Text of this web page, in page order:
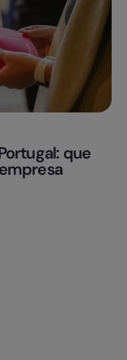
que